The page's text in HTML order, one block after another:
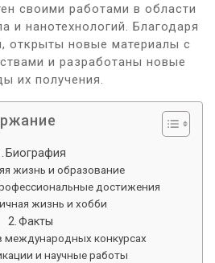
своими работами в области
и нанотехнологий. Благодаря
открыты новые материалы с
и разработаны новые
их получения.
Биография
жизнь и образование
достижения
жизнь и хобби
Факты
международных конкурсах
и научные работы